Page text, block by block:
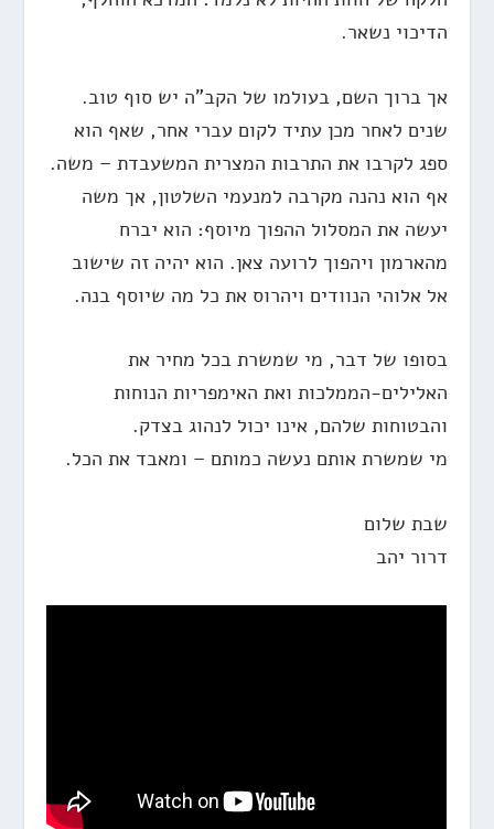
הדיכוי נשאר.
אך ברוך השם, בעולמו של הקב"ה יש סוף טוב.
שנים לאחר מכן עתיד לקום עברי אחר, שאף הוא
ספג לקרבו את התרבות המצרית המשעבדת – משה.
אף הוא נהנה מקרבה למנעמי השלטון, אך משה
יעשה את המסלול ההפוך מיוסף: הוא יברח
מהארמון ויהפוך לרועה צאן. הוא יהיה זה שישוב
אל אלוהי הנוודים ויהרוס את כל מה שיוסף בנה.
בסופו של דבר, מי שמשרת בכל מחיר את
האלילים-הממלכות ואת האימפריות הנוחות
והבטוחות שלהם, אינו יכול לנהוג בצדק.
מי שמשרת אותם נעשה כמותם – ומאבד את הכל.
שבת שלום
דרור יהב